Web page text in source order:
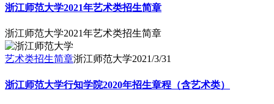
浙江师范大学2021年艺术类招生简章
浙江师范大学2021年艺术类招生简章
艺术类招生简章浙江师范大学2021/3/31
浙江师范大学行知学院2020年招生章程（含艺术类）